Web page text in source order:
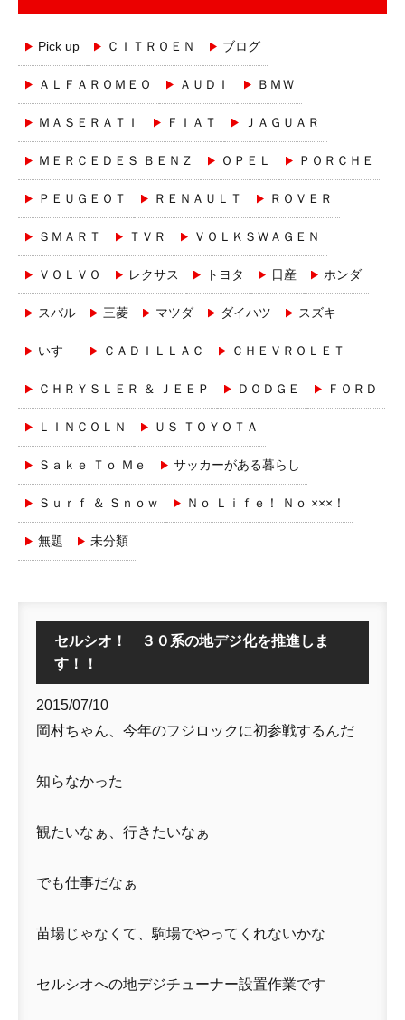
Pick up ＣＩＴＲＯＥＮ ブログ
ＡＬＦＡＲＯＭＥＯ ＡＵＤＩ ＢＭＷ
ＭＡＳＥＲＡＴＩ ＦＩＡＴ ＪＡＧＵＡＲ
ＭＥＲＣＥＤＥＳ ＢＥＮＺ ＯＰＥＬ ＰＯＲＣＨＥ
ＰＥＵＧＥＯＴ ＲＥＮＡＵＬＴ ＲＯＶＥＲ
ＳＭＡＲＴ ＴＶＲ ＶＯＬＫＳＷＡＧＥＮ
ＶＯＬＶＯ レクサス トヨタ 日産 ホンダ
スバル 三菱 マツダ ダイハツ スズキ
いすゞ ＣＡＤＩＬＬＡＣ ＣＨＥＶＲＯＬＥＴ
ＣＨＲＹＳＬＥＲ ＆ ＪＥＥＰ ＤＯＤＧＥ ＦＯＲＤ
ＬＩＮＣＯＬＮ ＵＳ ＴＯＹＯＴＡ
Ｓａｋｅ Ｔｏ Ｍｅ サッカーがある暮らし
Ｓｕｒｆ ＆ Ｓｎｏｗ Ｎｏ Ｌｉｆｅ！ Ｎｏ ×××！
無題 未分類
セルシオ！ ３０系の地デジ化を推進しま
す！！
2015/07/10
岡村ちゃん、今年のフジロックに初参戦するんだ
知らなかった
観たいなぁ、行きたいなぁ
でも仕事だなぁ
苗場じゃなくて、駒場でやってくれないかな
セルシオへの地デジチューナー設置作業です